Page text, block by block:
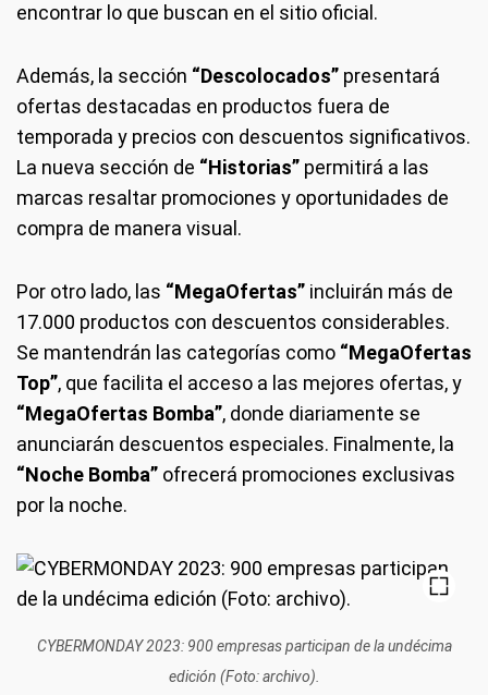
encontrar lo que buscan en el sitio oficial.
Además, la sección “Descolocados” presentará
ofertas destacadas en productos fuera de
temporada y precios con descuentos significativos.
La nueva sección de “Historias” permitirá a las
marcas resaltar promociones y oportunidades de
compra de manera visual.
Por otro lado, las “MegaOfertas” incluirán más de
17.000 productos con descuentos considerables.
Se mantendrán las categorías como “MegaOfertas
Top”, que facilita el acceso a las mejores ofertas, y
“MegaOfertas Bomba”, donde diariamente se
anunciarán descuentos especiales. Finalmente, la
“Noche Bomba” ofrecerá promociones exclusivas
por la noche.
CYBERMONDAY 2023: 900 empresas participan de la undécima
edición (Foto: archivo).